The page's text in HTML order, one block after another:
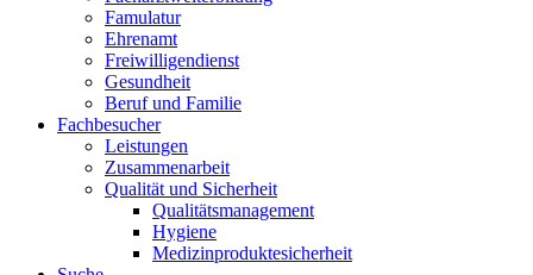
Famulatur
Ehrenamt
Freiwilligendienst
Gesundheit
Beruf und Familie
Fachbesucher
Leistungen
Zusammenarbeit
Qualität und Sicherheit
Qualitätsmanagement
Hygiene
Medizinproduktesicherheit